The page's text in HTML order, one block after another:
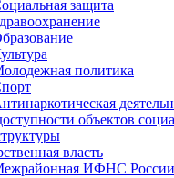
защита
политика
объектов
власть
ИФНС